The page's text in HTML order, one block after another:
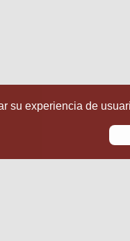
su experiencia de